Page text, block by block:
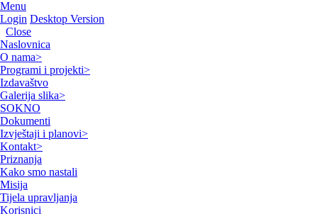
Menu
Login Desktop Version
Close
Naslovnica
O nama>
Programi i projekti>
Izdavaštvo
Galerija slika>
SOKNO
Dokumenti
Izvještaji i planovi>
Kontakt>
Priznanja
Kako smo nastali
Misija
Tijela upravljanja
Korisnici